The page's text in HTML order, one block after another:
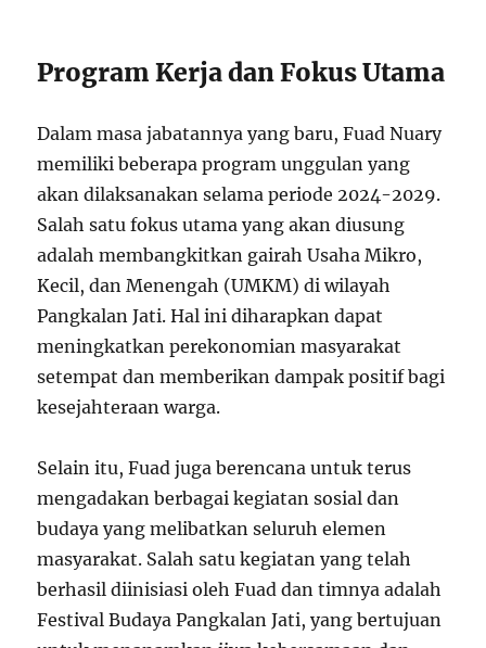
Program Kerja dan Fokus Utama
Dalam masa jabatannya yang baru, Fuad Nuary
memiliki beberapa program unggulan yang
akan dilaksanakan selama periode 2024-2029.
Salah satu fokus utama yang akan diusung
adalah membangkitkan gairah Usaha Mikro,
Kecil, dan Menengah (UMKM) di wilayah
Pangkalan Jati. Hal ini diharapkan dapat
meningkatkan perekonomian masyarakat
setempat dan memberikan dampak positif bagi
kesejahteraan warga.
Selain itu, Fuad juga berencana untuk terus
mengadakan berbagai kegiatan sosial dan
budaya yang melibatkan seluruh elemen
masyarakat. Salah satu kegiatan yang telah
berhasil diinisiasi oleh Fuad dan timnya adalah
Festival Budaya Pangkalan Jati, yang bertujuan